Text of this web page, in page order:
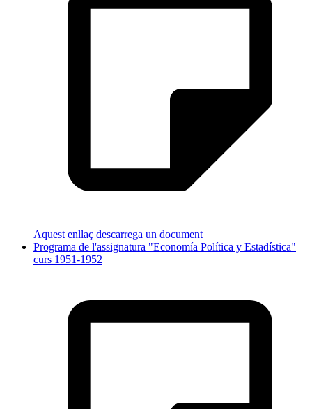
Aquest enllaç descarrega un document
Programa de l'assignatura "Economía Política y Estadística"
curs 1951-1952